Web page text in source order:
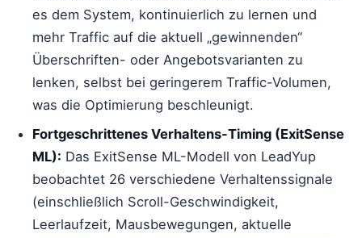
es dem System, kontinuierlich zu lernen und
mehr Traffic auf die aktuell „gewinnenden“
Überschriften- oder Angebotsvarianten zu
lenken, selbst bei geringerem Traffic-Volumen,
was die Optimierung beschleunigt.
Fortgeschrittenes Verhaltens-Timing (ExitSense
ML): Das ExitSense ML-Modell von LeadYup
beobachtet 26 verschiedene Verhaltenssignale
(einschließlich Scroll-Geschwindigkeit,
Leerlaufzeit, Mausbewegungen, aktuelle